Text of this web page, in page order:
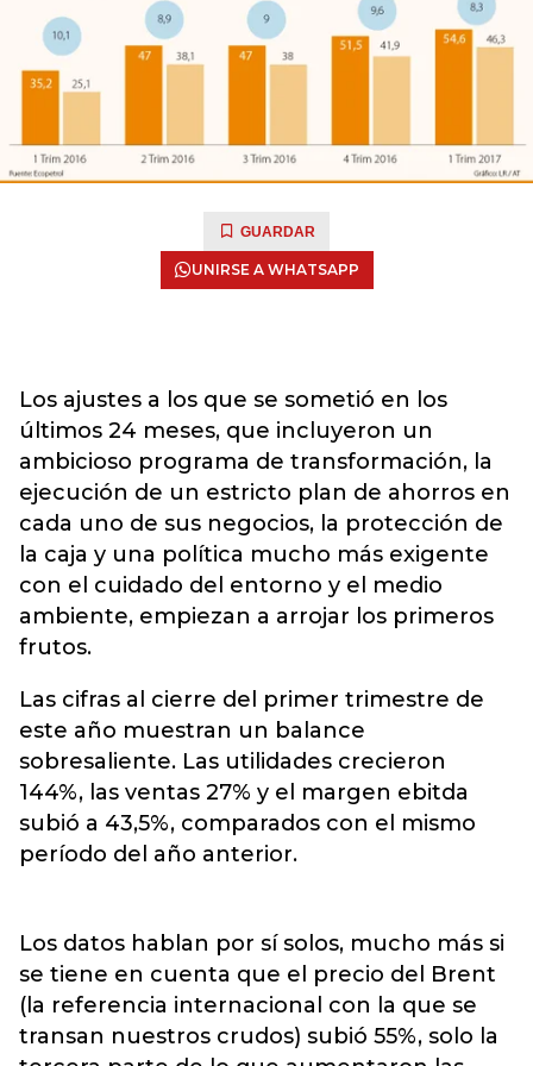
GUARDAR
UNIRSE A WHATSAPP
Los ajustes a los que se sometió en los
últimos 24 meses, que incluyeron un
ambicioso programa de transformación, la
ejecución de un estricto plan de ahorros en
cada uno de sus negocios, la protección de
la caja y una política mucho más exigente
con el cuidado del entorno y el medio
ambiente, empiezan a arrojar los primeros
frutos.
Las cifras al cierre del primer trimestre de
este año muestran un balance
sobresaliente. Las utilidades crecieron
144%, las ventas 27% y el margen ebitda
subió a 43,5%, comparados con el mismo
período del año anterior.
Los datos hablan por sí solos, mucho más si
se tiene en cuenta que el precio del Brent
(la referencia internacional con la que se
transan nuestros crudos) subió 55%, solo la